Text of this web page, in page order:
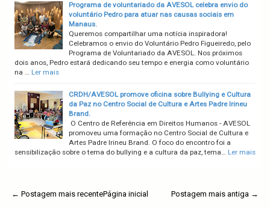
Programa de voluntariado da AVESOL celebra envio do
voluntário Pedro para atuar nas causas sociais em
Manaus.
Queremos compartilhar uma notícia inspiradora!
Celebramos o envio do Voluntário Pedro Figueiredo, pelo
Programa de Voluntariado da AVESOL. Nos próximos
dois anos, Pedro estará dedicando seu tempo e energia como voluntário
na … Ler mais
CRDH/AVESOL promove oficina sobre Bullying e Cultura
da Paz no Centro Social de Cultura e Artes Padre Irineu
Brand.
O Centro de Referência em Direitos Humanos - AVESOL
promoveu uma formação no Centro Social de Cultura e
Artes Padre Irineu Brand. O foco do encontro foi a
sensibilização sobre o tema do bullying e a cultura da paz, tema… Ler mais
← Postagem mais recente Postagem mais antiga →
Página inicial